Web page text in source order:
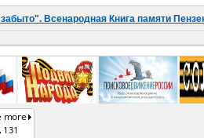
Всенародная Книга памяти